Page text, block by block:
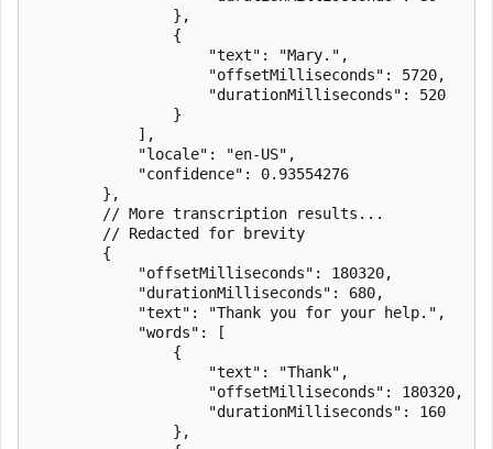
                },
                {
                    "text": "Mary.",
                    "offsetMilliseconds": 5720,
                    "durationMilliseconds": 520
                }
            ],
            "locale": "en-US",
            "confidence": 0.93554276
        },
        // More transcription results...
        // Redacted for brevity
        {
            "offsetMilliseconds": 180320,
            "durationMilliseconds": 680,
            "text": "Thank you for your help.",
            "words": [
                {
                    "text": "Thank",
                    "offsetMilliseconds": 180320,
                    "durationMilliseconds": 160
                },